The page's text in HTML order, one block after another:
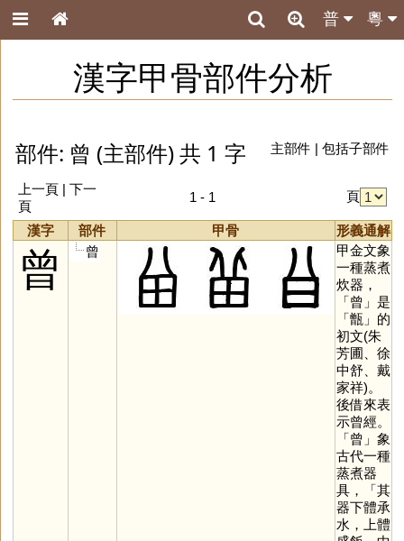
粵
普
漢字甲骨部件分析
部件: 曾 (主部件) 共 1 字 主部件 | 包括子部件
上一頁 | 下一
頁
1 - 1 頁
漢字 部件 甲骨 形義通解
曾 曾
甲金文象
一種蒸煮
炊器，
「曾 」是
「甑 」的
初文(朱
芳圃、徐
中舒、戴
家祥)。
後借來表
示曾經。
「曾 」象
古代一種
蒸煮器
具，「其
器下體承
水，上體